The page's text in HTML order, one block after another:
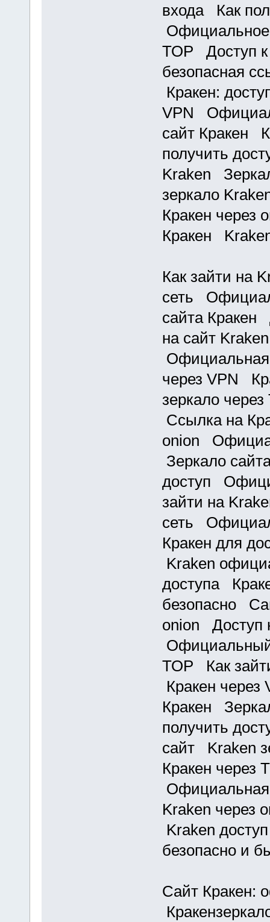
входа Как
Официальное
ТОР Доступ к
безопасная
Кракен:
VPN
сайт Кракен
получить
Kraken
зеркало
Кракен
Кракен
Как зайти на
сеть
сайта
на сайт
через VPN
зеркало
Ссылка на
onion
Зеркало
доступ
зайти на
сеть
Кракен для
Kraken
доступа
безопасно
onion Доступ
Официальный
ТОР Как
Кракен
Кракен
получить
сайт Kraken
Кракен через
Kraken
Kraken
безопасно и
Сайт Кракен: